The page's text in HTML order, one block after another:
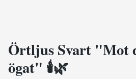
Örtljus Svart "Mot
ögat" 🕯️🌿